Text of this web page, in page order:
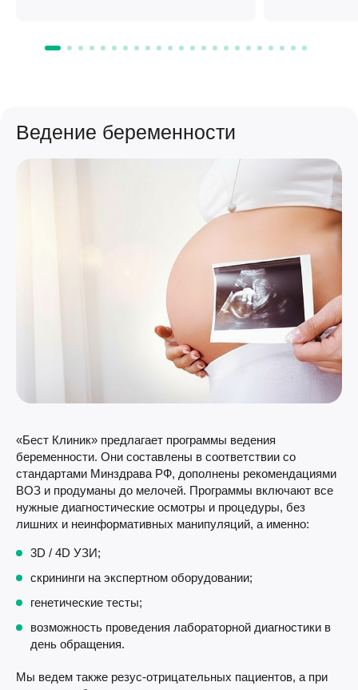
Ведение беременности
«Бест Клиник» предлагает программы ведения
беременности. Они составлены в соответствии со
стандартами Минздрава РФ, дополнены рекомендациями
ВОЗ и продуманы до мелочей. Программы включают все
нужные диагностические осмотры и процедуры, без
лишних и неинформативных манипуляций, а именно:
3D / 4D УЗИ;
скрининги на экспертном оборудовании;
генетические тесты;
возможность проведения лабораторной диагностики в
день обращения.
Мы ведем также резус-отрицательных пациентов, а при